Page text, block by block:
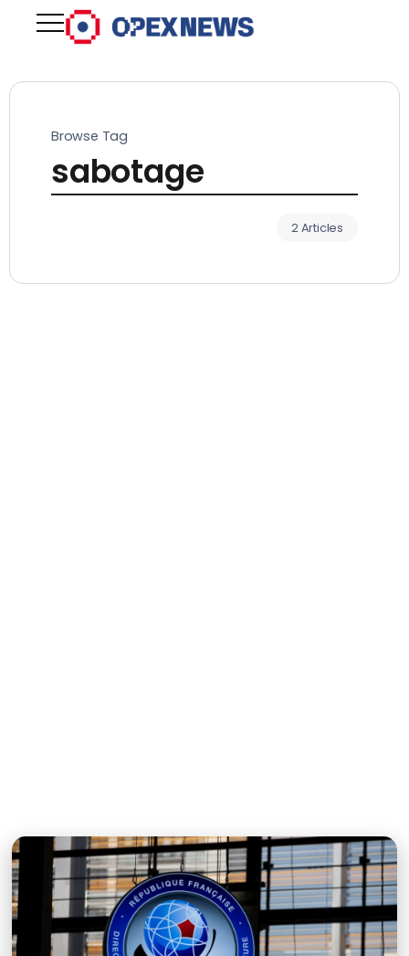
Browse Tag
sabotage
2 Articles